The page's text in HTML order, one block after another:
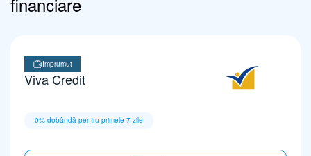
Împrumut
Viva Credit
0% dobândă pentru primele 7 zile